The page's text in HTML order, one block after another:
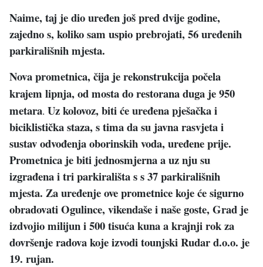
Naime, taj je dio uređen još pred dvije godine,
zajedno s, koliko sam uspio prebrojati, 56 uređenih
parkirališnih mjesta.
Nova prometnica, čija je rekonstrukcija počela
krajem lipnja, od mosta do restorana duga je 950
metara. Uz kolovoz, biti će uređena pješačka i
biciklistička staza, s tima da su javna rasvjeta i
sustav odvođenja oborinskih voda, uređene prije.
Prometnica je biti jednosmjerna a uz nju su
izgrađena i tri parkirališta s s 37 parkirališnih
mjesta. Za uređenje ove prometnice koje će sigurno
obradovati Ogulince, vikendaše i naše goste, Grad je
izdvojio milijun i 500 tisuća kuna a krajnji rok za
dovršenje radova koje izvodi tounjski Rudar d.o.o. je
19. rujan.